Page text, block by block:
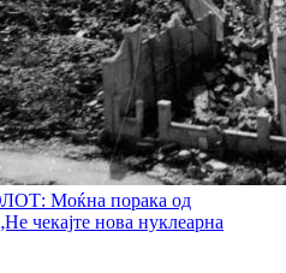
Моќна порака од
чекајте нова нуклеарна